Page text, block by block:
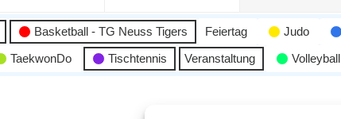
Basketball - TG Neuss Tigers Feiertag Judo
TaekwonDo Tischtennis Veranstaltung Volleyball